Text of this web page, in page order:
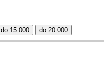
do 15 000 do 20 000